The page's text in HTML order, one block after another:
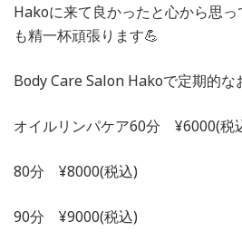
Hakoに来て良かったと心から思
も精一杯頑張ります💪
Body Care Salon Hakoで定期的な
オイルリンパケア60分 ¥6000(税
80分 ¥8000(税込)
90分 ¥9000(税込)